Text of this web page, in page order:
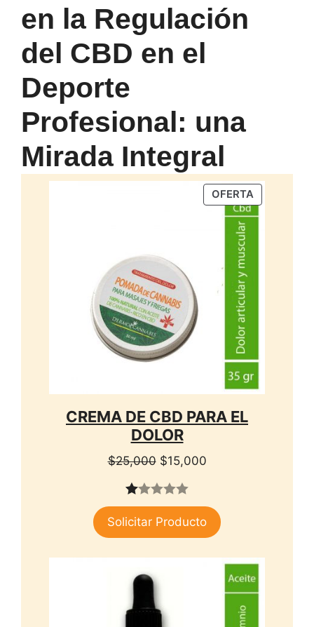
en la Regulación
del CBD en el
Deporte
Profesional: una
Mirada Integral
OFERTAPRODUCTO
EN
CREMA DE CBD PARA EL
DOLOR
$25,000 El
original
$25,000.
$15,000El
es:
$15,000.
1.
00
Solicitar Producto